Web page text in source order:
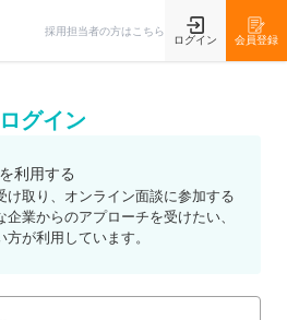
採用担当者の方はこちら
ログイン 会員登録
ログイン
利用する
け取り、オンライン面談に参加する
業からのアプローチを受けたい、
が利用しています。